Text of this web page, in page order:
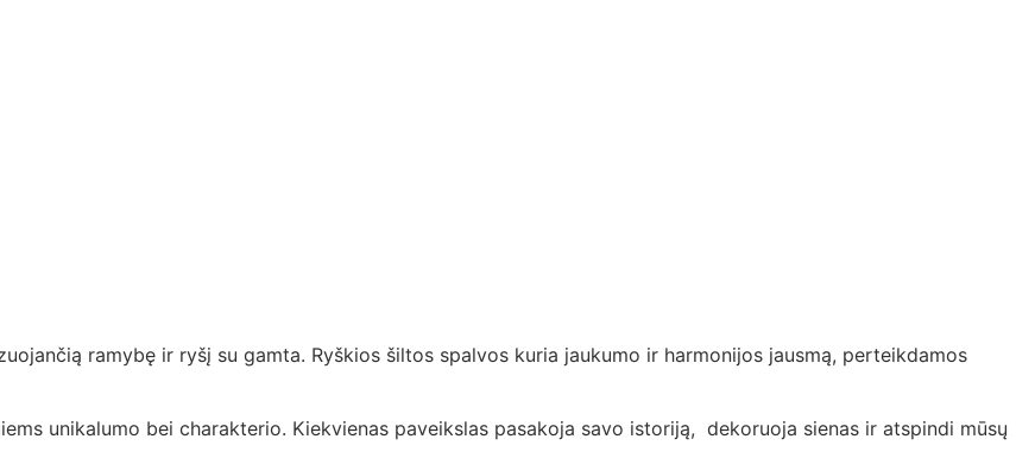
ramybę ir ryšį su gamta. Ryškios šiltos spalvos kuria jaukumo ir harmonijos jausmą, perteikdamos
unikalumo bei charakterio. Kiekvienas paveikslas pasakoja savo istoriją, dekoruoja sienas ir atspindi mūsų